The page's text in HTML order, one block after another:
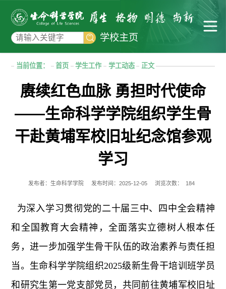
学校主页
当前位置： 首页 学生工作 学工动态 正文
赓续红色血脉 勇担时代使命
——生命科学学院组织学生骨
干赴黄埔军校旧址纪念馆参观
学习
发布者：生命科学学院 发布时间：2025-12-05 浏览次数： 184
为深入学习贯彻党的二十届三中、四中全会精神
和全国教育大会精神，全面落实立德树人根本任
务，进一步加强学生骨干队伍的政治素养与责任担
当。生命科学学院组织2025级新生骨干培训班学员
和研究生第一党支部党员，共同前往黄埔军校旧址